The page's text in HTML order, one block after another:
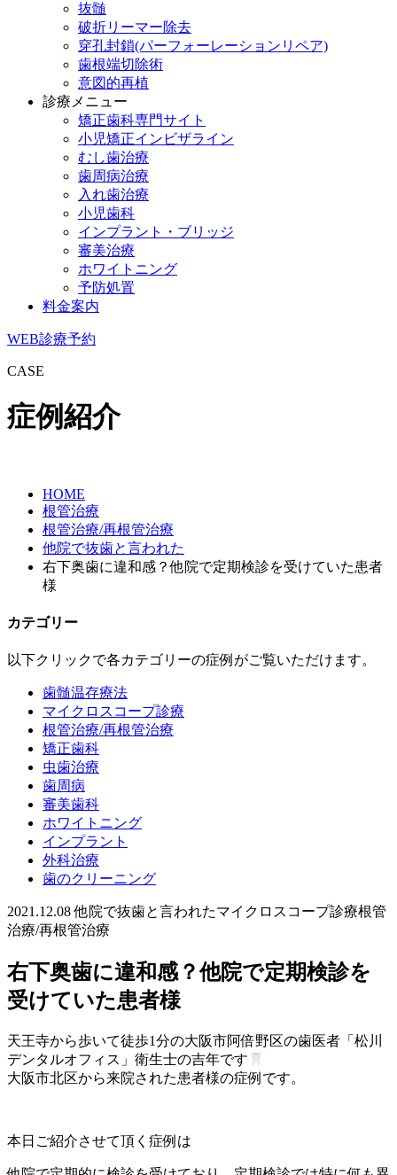
抜髄
破折リーマー除去
穿孔封鎖(パーフォーレーションリペア)
歯根端切除術
意図的再植
診療メニュー
矯正歯科専門サイト
小児矯正インビザライン
むし歯治療
歯周病治療
入れ歯治療
小児歯科
インプラント・ブリッジ
審美治療
ホワイトニング
予防処置
料金案内
WEB診療予約
CASE
症例紹介
HOME
根管治療
根管治療/再根管治療
他院で抜歯と言われた
右下奥歯に違和感？他院で定期検診を受けていた患者
様
カテゴリー
以下クリックで各カテゴリーの症例がご覧いただけます。
歯髄温存療法
マイクロスコープ診療
根管治療/再根管治療
矯正歯科
虫歯治療
歯周病
審美歯科
ホワイトニング
インプラント
外科治療
歯のクリーニング
2021.12.08 他院で抜歯と言われたマイクロスコープ診療根管
治療/再根管治療
右下奥歯に違和感？他院で定期検診を
受けていた患者様
天王寺から歩いて徒歩1分の大阪市阿倍野区の歯医者「松川
デンタルオフィス」衛生士の吉年です
大阪市北区から来院された患者様の症例です。
本日ご紹介させて頂く症例は